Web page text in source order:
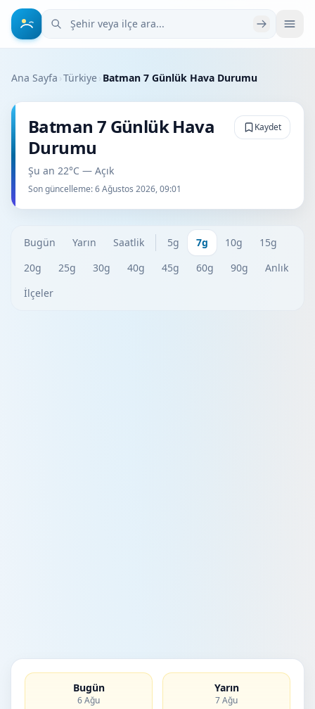
Şehir veya ilçe ara
Ana Sayfa ›Türkiye› Batman 7 Günlük Hava Durumu
Batman 7 Günlük Hava
Durumu
Şu an 22°C — Açık
Son güncelleme:6 Ağustos 2026, 09:01
Kaydet
Bugün Yarın Saatlik 5g 7g 10g
15g
20g
25g 30g 40g 45g 60g 90g
Anlık
İlçeler
Bugün
6 Ağu
Yarın
7 Ağu